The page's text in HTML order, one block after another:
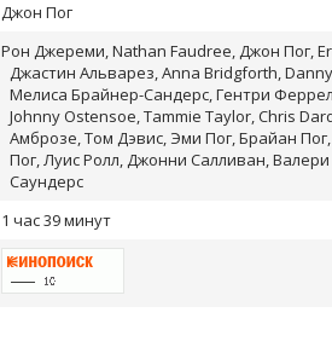
Джон Пог
Рон Джереми, Nathan Faudree, Джон Пог,
Джастин Альварез, Anna Bridgforth,
Мелиса Брайнер-Сандерс, Гентри
Johnny Ostensoe, Tammie Taylor, Chris
Амброзе, Том Дэвис, Эми Пог, Брайан
Пог, Луис Ролл, Джонни Салливан, Валери
Саундерс
1 час 39 минут